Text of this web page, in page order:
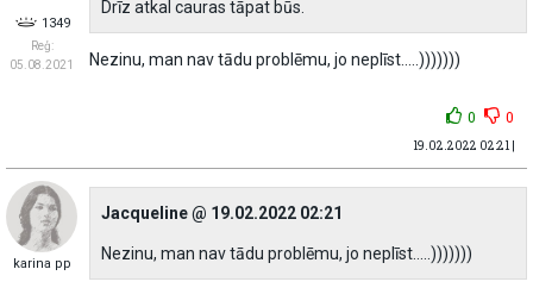
1349
Reģ:
05.08.2021
Drīz atkal cauras tāpat būs.
Nezinu, man nav tādu problēmu, jo neplīst.....)))))))
0 0
19.02.2022 02:21 |
karina pp
Jacqueline @ 19.02.2022 02:21
Nezinu, man nav tādu problēmu, jo neplīst.....)))))))